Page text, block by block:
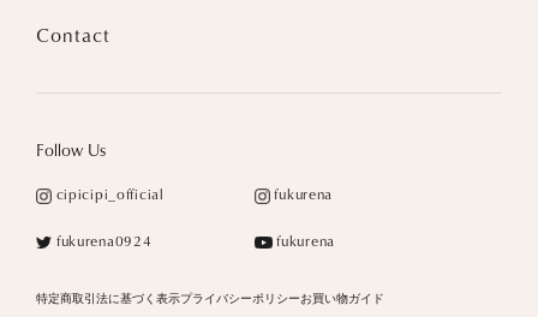
Contact
Follow Us
cipicipi_official fukurena
fukurena0924 fukurena
特定商取引法に基づく表示プライバシーポリシーお買い物ガイド